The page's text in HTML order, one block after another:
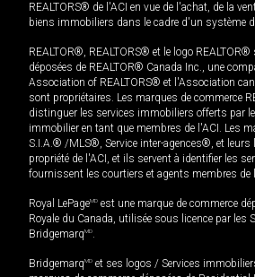
REALTORS® de l'ACI en vue de l'achat, de la
biens immobiliers dans le cadre d'un système
REALTOR®, REALTORS® et le logo
déposées de REALTOR® Canada Inc., une
Association of REALTORS® et l'Association
sont propriétaires. Les marques de commerce
distinguer les services immobiliers offerts par
immobilier en tant que membres de l'ACI. Les
S.I.A.® /MLS®, Service inter-agences®, et
propriété de l'ACI, et ils servent à identifier les
fournissent les courtiers et agents membres de
Royal LePageMD est une marque de commerce
Royale du Canada, utilisée sous licence par les
BridgemarqMD.
BridgemarqMD et ses logos / Services